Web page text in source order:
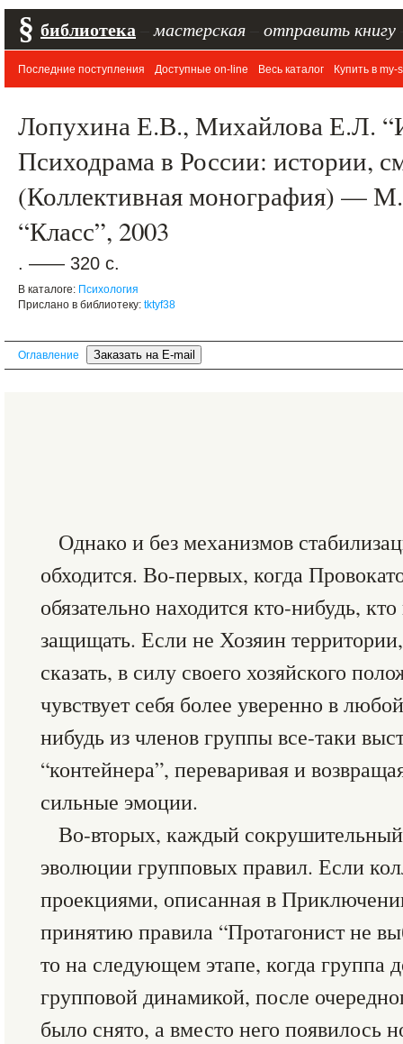
§ библиотека мастерская отправить книгу
Последние поступления Доступные on-line Весь каталог Купить в my-
Лопухина Е.В., Михайлова Е.Л.
Психодрама в России: истории,
(Коллективная монография) —
“Класс”, 2003
. —— 320 с.
В каталоге: Психология
Прислано в библиотеку: tktyf38
Оглавление
Однако и без механизмов
обходится. Во-первых, когда
обязательно находится кто-нибудь,
защищать. Если не Хозяин
сказать, в силу своего хозяйского
чувствует себя более уверенно в
нибудь из членов группы все-таки
“контейнера”, переваривая и
сильные эмоции.
Во-вторых, каждый
эволюции групповых правил. Если
проекциями, описанная в
принятию правила “Протагонист не
то на следующем этапе, когда группа
групповой динамикой, после
было снято, а вместо него появилось